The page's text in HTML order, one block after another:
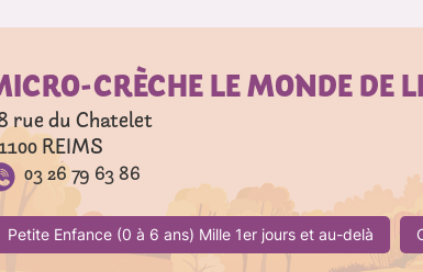
CRÈCHE LE MONDE DE
rue du Chatelet
REIMS
03 26 79 63 86
Petite Enfance (0 à 6 ans) Mille 1er jours et au-delà